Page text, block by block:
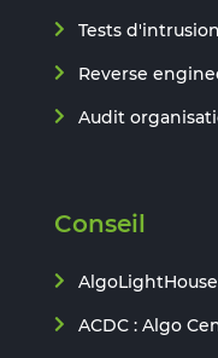
Tests
Reverse
Audit
Conseil
AlgoLightHouse
ACDC : Algo